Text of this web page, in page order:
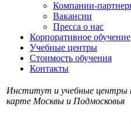
Компании-
Вакансии
Пресса о нас
Корпоративное обучение
Учебные центры
Стоимость обучения
Контакты
Институт и учебные центры
карте Москвы и Подмосковья